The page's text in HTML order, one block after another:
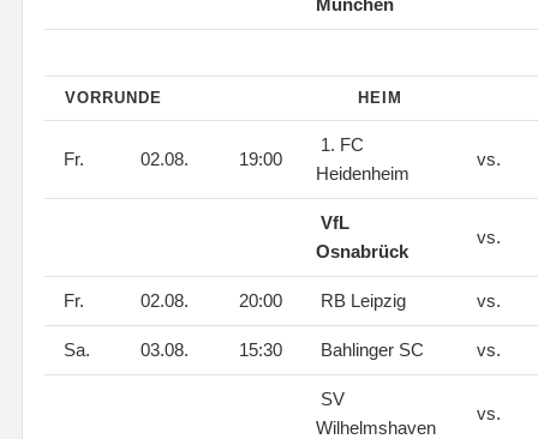
München
VORRUNDE HEIM
Fr. 02.08. 19:00
1. FC
Heidenheim
vs.
VfL
Osnabrück
vs.
Fr. 02.08. 20:00 RB Leipzig vs.
Sa. 03.08. 15:30 Bahlinger SC vs.
SV
Wilhelmshaven
vs.